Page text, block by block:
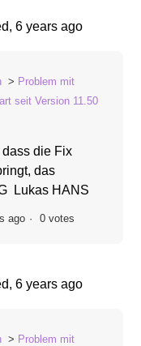
6 years ago
Problem mit
seit Version 11.50
die Fix
das
Lukas HANS
ago 0 votes
6 years ago
Problem mit